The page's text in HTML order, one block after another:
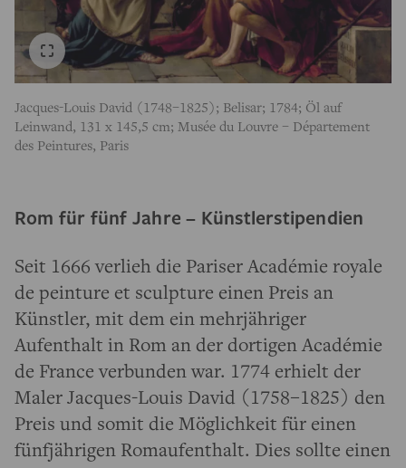
Jacques-Louis David (1748–1825); Belisar; 1784; Öl auf
Leinwand, 131 x 145,5 cm; Musée du Louvre – Département
des Peintures, Paris
Rom für fünf Jahre – Künstlerstipendien
Seit 1666 verlieh die Pariser Académie royale
de peinture et sculpture einen Preis an
Künstler, mit dem ein mehrjähriger
Aufenthalt in Rom an der dortigen Académie
de France verbunden war. 1774 erhielt der
Maler Jacques-Louis David (1758–1825) den
Preis und somit die Möglichkeit für einen
fünfjährigen Romaufenthalt. Dies sollte einen